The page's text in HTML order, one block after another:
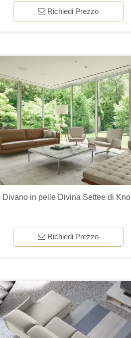
Richiedi Prezzo
Divano in pelle Divina Settee di Knoll
Richiedi Prezzo